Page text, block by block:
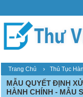
Trang Chủ › Thủ Tục
MẪU QUYẾT ĐỊNH
HÀNH CHÍNH - MẪU